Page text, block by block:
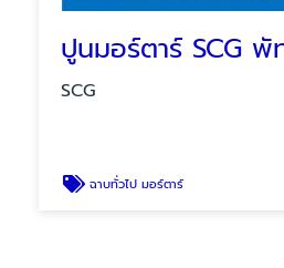
ปูนมอร์ตาร์ SCG
SCG
ฉาบทั่วไป มอร์ตาร์